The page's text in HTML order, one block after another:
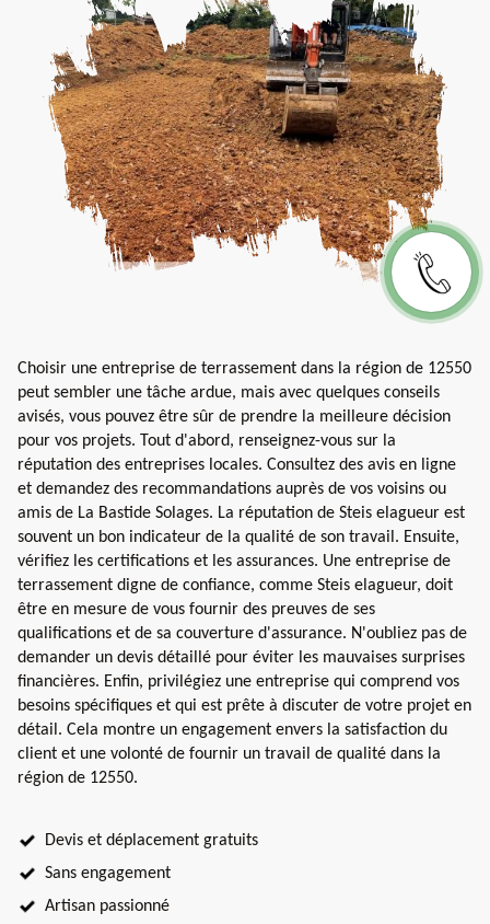
Choisir une entreprise de terrassement dans la région de 12550
peut sembler une tâche ardue, mais avec quelques conseils
avisés, vous pouvez être sûr de prendre la meilleure décision
pour vos projets. Tout d'abord, renseignez-vous sur la
réputation des entreprises locales. Consultez des avis en ligne
et demandez des recommandations auprès de vos voisins ou
amis de La Bastide Solages. La réputation de Steis elagueur est
souvent un bon indicateur de la qualité de son travail. Ensuite,
vérifiez les certifications et les assurances. Une entreprise de
terrassement digne de confiance, comme Steis elagueur, doit
être en mesure de vous fournir des preuves de ses
qualifications et de sa couverture d'assurance. N'oubliez pas de
demander un devis détaillé pour éviter les mauvaises surprises
financières. Enfin, privilégiez une entreprise qui comprend vos
besoins spécifiques et qui est prête à discuter de votre projet en
détail. Cela montre un engagement envers la satisfaction du
client et une volonté de fournir un travail de qualité dans la
région de 12550.
Devis et déplacement gratuits
Sans engagement
Artisan passionné